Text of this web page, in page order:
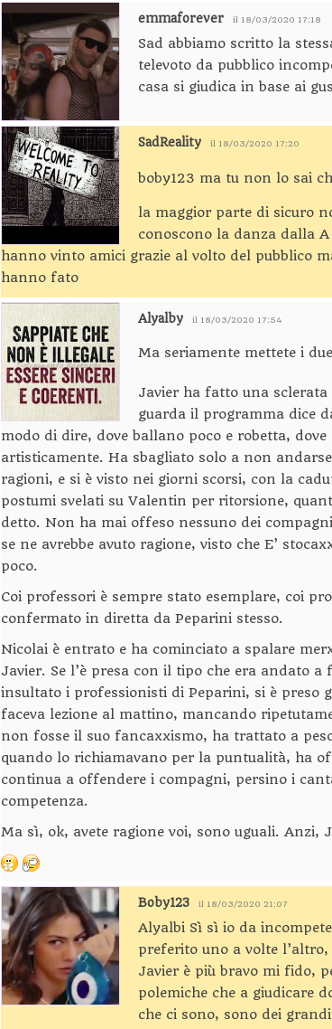
emmaforever il 18/03/2020 17:18
Sad abbiamo scritto la
televoto da pubblico
casa si giudica in base ai
SadReality il 18/03/2020 17:20
boby123 ma tu non lo sai
la maggior parte di sicuro
conoscono la danza dalla
hanno vinto amici grazie al volto del pubblico
hanno fato
Alyalby il 18/03/2020 17:54
Ma seriamente mettete i
Javier ha fatto una
guarda il programma dice
modo di dire, dove ballano poco e robetta,
artisticamente. Ha sbagliato solo a non
ragioni, e si è visto nei giorni scorsi, con la
postumi svelati su Valentin per ritorsione,
detto. Non ha mai offeso nessuno dei
se ne avrebbe avuto ragione, visto che E’
poco.
Coi professori è sempre stato esemplare, coi
confermato in diretta da Peparini stesso.
Nicolai è entrato e ha cominciato a spalare
Javier. Se l’è presa con il tipo che era andato
insultato i professionisti di Peparini, si è preso
faceva lezione al mattino, mancando
non fosse il suo fancaxxismo, ha trattato a
quando lo richiamavano per la puntualità, ha
continua a offendere i compagni, persino i
competenza.
Ma sì, ok, avete ragione voi, sono uguali. Anzi,
Boby123 il 18/03/2020 21:07
Alyalbi Sì sì io da
preferito uno a volte
Javier è più bravo mi fido,
polemiche che a giudicare
che ci sono, sono dei